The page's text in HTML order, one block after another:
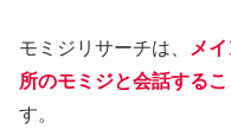
モミジリサーチは、
メ
所のモミジと会話する
す。